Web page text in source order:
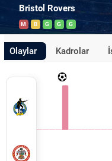
Bristol Rovers
M B G G G
Olaylar Kadrolar